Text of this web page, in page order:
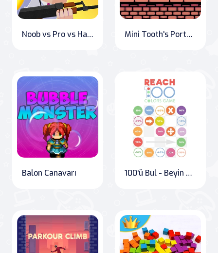
Noob vs Pro vs Hacker vs God Savaşı Mini Tooth's Portal Adventure
Balon Canavarı 100'ü Bul - Beyin Yakan Sayı Bulmacası